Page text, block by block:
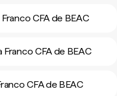
CFA de BEAC
CFA de BEAC
CFA de BEAC